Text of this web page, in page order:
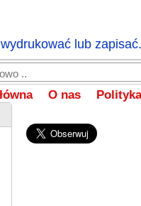
lub zapisać.
O nas